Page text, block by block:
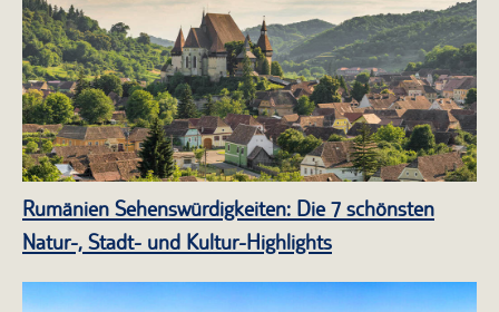
Rumänien Sehenswürdigkeiten: Die 7 schönsten
Natur-, Stadt- und Kultur-Highlights